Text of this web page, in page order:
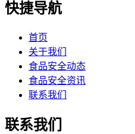
快捷导航
首页
关于我们
食品安全动态
食品安全资讯
联系我们
联系我们